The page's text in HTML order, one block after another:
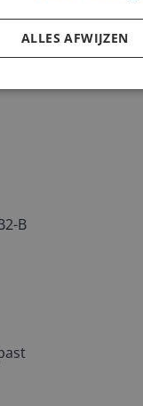
B
ALLES AFWIJZEN